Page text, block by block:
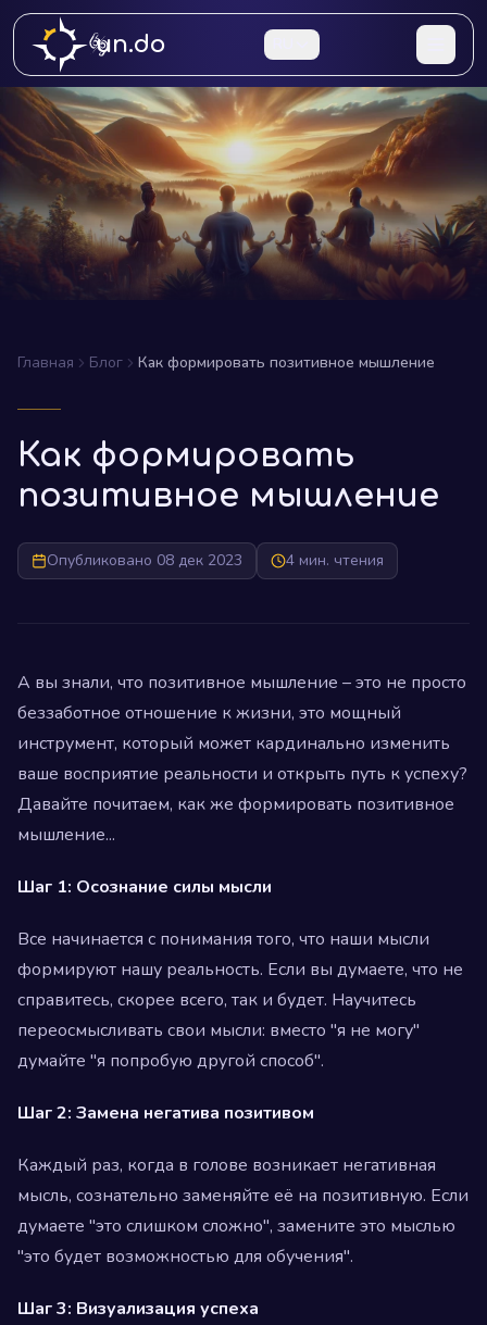
un.do
Главная Блог Как формировать позитивное мышление
Как формировать
позитивное мышление
Опубликовано 08 дек 2023 4 мин. чтения
А вы знали, что позитивное мышление – это не просто
беззаботное отношение к жизни, это мощный
инструмент, который может кардинально изменить
ваше восприятие реальности и открыть путь к успеху?
Давайте почитаем, как же формировать позитивное
мышление...
Шаг 1: Осознание силы мысли
Все начинается с понимания того, что наши мысли
формируют нашу реальность. Если вы думаете, что не
справитесь, скорее всего, так и будет. Научитесь
переосмысливать свои мысли: вместо "я не могу"
думайте "я попробую другой способ".
Шаг 2: Замена негатива позитивом
Каждый раз, когда в голове возникает негативная
мысль, сознательно заменяйте её на позитивную. Если
думаете "это слишком сложно", замените это мыслью
"это будет возможностью для обучения".
Шаг 3: Визуализация успеха